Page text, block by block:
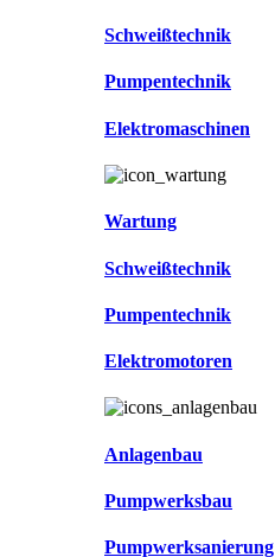
Schweißtechnik
Pumpentechnik
Elektromaschinen
Wartung
Schweißtechnik
Pumpentechnik
Elektromotoren
Anlagenbau
Pumpwerksbau
Pumpwerksanierung